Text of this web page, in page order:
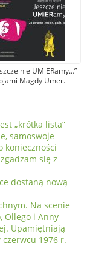
nie UMiERamy…”
Magdy Umer.
„krótka lista”
samoswoje
konieczności
się z
dostaną nową
Na scenie
Ollego i Anny
Upamiętniają
1976 r.